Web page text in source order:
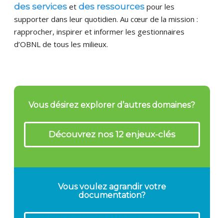
des services etdes ressources pour les
supporter dans leur quotidien. Au cœur de la mission :
rapprocher, inspirer et informer les gestionnaires
d’OBNL de tous les milieux.
Vous désirez explorer d’autres domaines?
Découvrez nos 12 enjeux-clés
Vous voulez agrandir votre
documentation?